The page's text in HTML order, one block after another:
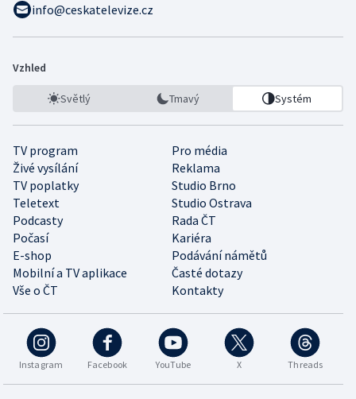
info@ceskatelevize.cz
Vzhled
Světlý Tmavý Systém
TV program
Pro média
Živé vysílání
Reklama
TV poplatky
Studio Brno
Teletext
Studio Ostrava
Podcasty
Rada ČT
Počasí
Kariéra
E-shop
Podávání námětů
Mobilní a TV aplikace
Časté dotazy
Vše o ČT
Kontakty
Instagram Facebook YouTube X Threads